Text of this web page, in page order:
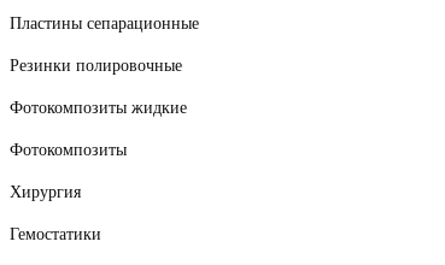
Пластины сепарационные
Резинки полировочные
Фотокомпозиты жидкие
Фотокомпозиты
Хирургия
Гемостатики